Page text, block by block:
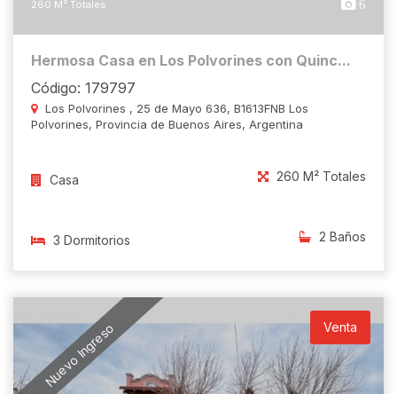
260 M² Totales 6
Hermosa Casa en Los Polvorines con Quinc...
Código: 179797
Los Polvorines , 25 de Mayo 636, B1613FNB Los
Polvorines, Provincia de Buenos Aires, Argentina
Casa 260 M² Totales
3 Dormitorios 2 Baños
Nuevo Ingreso Venta